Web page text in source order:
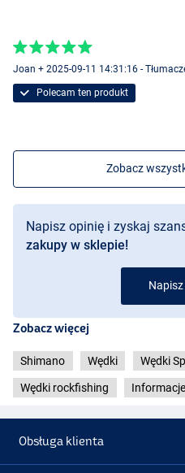
Joan + 2025-09-11 14:31:16 -
Polecam ten produkt
Zobacz
Napisz opinię i zyskaj
zakupy w sklepie!
Zobacz więcej
Shimano Wędki Wędki
Wędki rockfishing
Obsługa klienta